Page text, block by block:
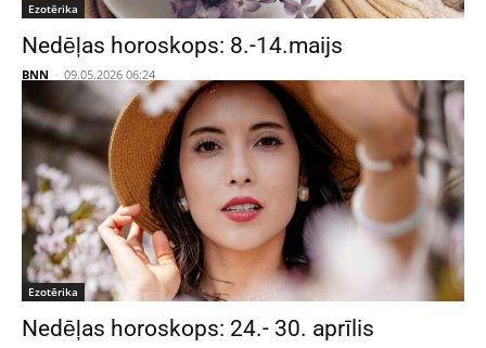
Ezotērika
Nedēļas horoskops: 8.-14.maijs
BNN - 09.05.2026 06:24
Ezotērika
Nedēļas horoskops: 24.- 30. aprīlis